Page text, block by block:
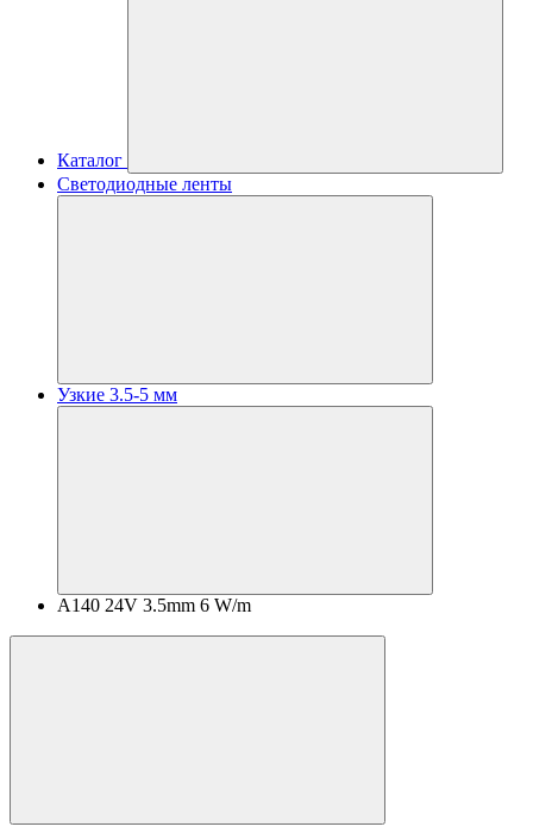
Каталог
Светодиодные ленты
Узкие 3.5-5 мм
A140 24V 3.5mm 6 W/m